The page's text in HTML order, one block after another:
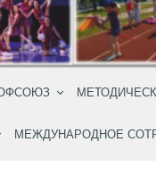
МЕЖДУНАРОДНОЕ